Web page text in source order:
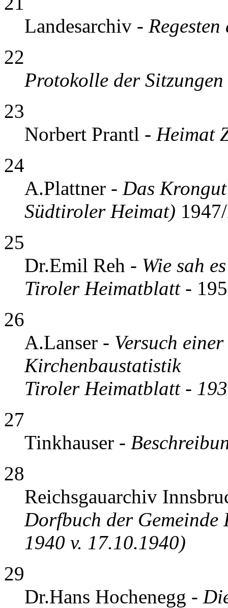
Landesarchiv -
22
Protokolle der
23
Norbert Prantl - Heimat
24
A.Plattner - Das
Südtiroler Heimat)
25
Dr.Emil Reh - Wie sah
Tiroler Heimatblatt-
26
A.Lanser - Versuch
Kirchenbaustatistik
Tiroler Heimatblatt -
27
Tinkhauser -
28
Reichsgauarchiv
Dorfbuch der
1940 v. 17.10.1940)
29
Dr.Hans Hochenegg -